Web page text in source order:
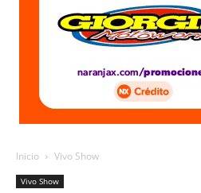
Inicio Vivo Show
Vivo Show